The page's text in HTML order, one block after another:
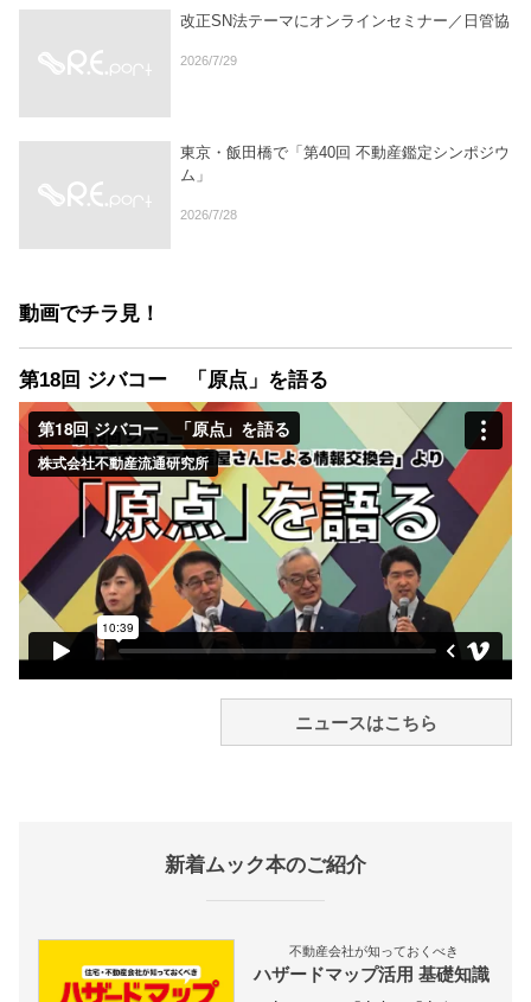
改正SN法テーマにオンラインセミナー／日管協
2026/7/29
東京・飯田橋で「第40回 不動産鑑定シンポジウ
ム」
2026/7/28
動画でチラ見！
第18回 ジバコー 「原点」を語る
ニュースはこちら
新着ムック本のご紹介
不動産会社が知っておくべき
ハザードマップ活用 基礎知識